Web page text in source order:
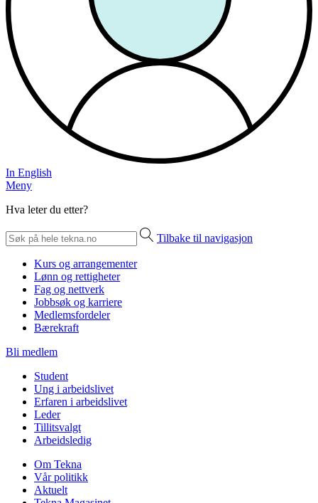
In English
Meny
Hva leter du etter?
Tilbake til navigasjon
Kurs og arrangementer
Lønn og rettigheter
Fag og nettverk
Jobbsøk og karriere
Medlemsfordeler
Bærekraft
Bli medlem
Student
Ung i arbeidslivet
Erfaren i arbeidslivet
Leder
Tillitsvalgt
Arbeidsledig
Om Tekna
Vår politikk
Aktuelt